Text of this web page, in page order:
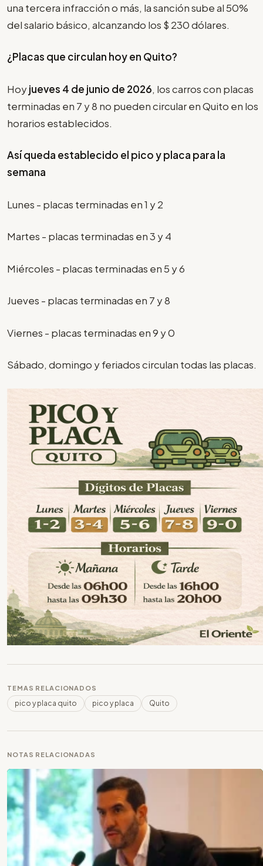
una tercera infracción o más, la sanción sube al 50%
del salario básico, alcanzando los $ 230 dólares.
¿Placas que circulan hoy en Quito?
Hoyjueves 4 de junio de 2026, los carros con placas
terminadas en 7 y 8 no pueden circular en Quito en los
horarios establecidos.
Así queda establecido el pico y placa para la
semana
Lunes - placas terminadas en 1 y 2
Martes - placas terminadas en 3 y 4
Miércoles - placas terminadas en 5 y 6
Jueves - placas terminadas en 7 y 8
Viernes - placas terminadas en 9 y 0
Sábado, domingo y feriados circulan todas las placas.
TEMAS RELACIONADOS
pico y placa quito pico y placa Quito
NOTAS RELACIONADAS